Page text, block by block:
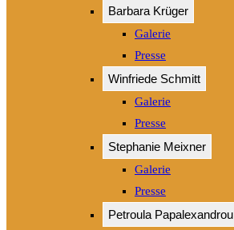
Barbara Krüger
Galerie
Presse
Winfriede Schmitt
Galerie
Presse
Stephanie Meixner
Galerie
Presse
Petroula Papalexandrou